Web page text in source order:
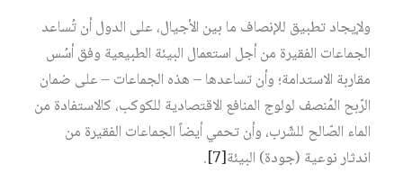
ولإيجاد تطبيق للإنصاف ما بين الأجيال، على الدول أن تُساعد
الجماعات الفقيرة من أجل استعمال البيئة الطبيعية وفق أسُس
مقاربة الاستدامة؛ وأن تساعدها – هذه الجماعات – على ضمان
الرّبح المُنصف لولوج المنافع الاقتصادية للكوكب، كالاستفادة من
الماء الصّالح للشّرب، وأن تحمي أيضاً الجماعات الفقيرة من
اندثار نوعية (جودة) البيئة‏[7]
.